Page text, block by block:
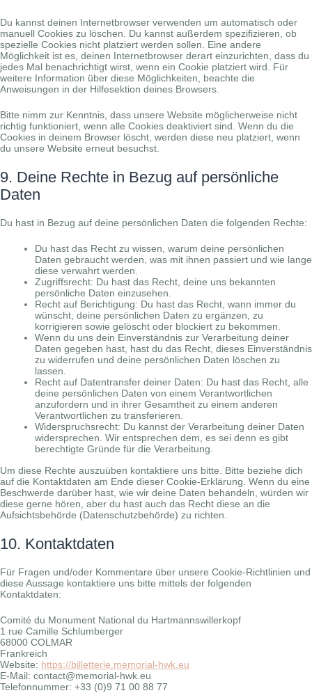
Du kannst deinen Internetbrowser verwenden um automatisch oder
manuell Cookies zu löschen. Du kannst außerdem spezifizieren, ob
spezielle Cookies nicht platziert werden sollen. Eine andere
Möglichkeit ist es, deinen Internetbrowser derart einzurichten, dass du
jedes Mal benachrichtigt wirst, wenn ein Cookie platziert wird. Für
weitere Information über diese Möglichkeiten, beachte die
Anweisungen in der Hilfesektion deines Browsers.
Bitte nimm zur Kenntnis, dass unsere Website möglicherweise nicht
richtig funktioniert, wenn alle Cookies deaktiviert sind. Wenn du die
Cookies in deinem Browser löscht, werden diese neu platziert, wenn
du unsere Website erneut besuchst.
9. Deine Rechte in Bezug auf persönliche
Daten
Du hast in Bezug auf deine persönlichen Daten die folgenden Rechte:
Du hast das Recht zu wissen, warum deine persönlichen
Daten gebraucht werden, was mit ihnen passiert und wie lange
diese verwahrt werden.
Zugriffsrecht: Du hast das Recht, deine uns bekannten
persönliche Daten einzusehen.
Recht auf Berichtigung: Du hast das Recht, wann immer du
wünscht, deine persönlichen Daten zu ergänzen, zu
korrigieren sowie gelöscht oder blockiert zu bekommen.
Wenn du uns dein Einverständnis zur Verarbeitung deiner
Daten gegeben hast, hast du das Recht, dieses Einverständnis
zu widerrufen und deine persönlichen Daten löschen zu
lassen.
Recht auf Datentransfer deiner Daten: Du hast das Recht, alle
deine persönlichen Daten von einem Verantwortlichen
anzufordern und in ihrer Gesamtheit zu einem anderen
Verantwortlichen zu transferieren.
Widerspruchsrecht: Du kannst der Verarbeitung deiner Daten
widersprechen. Wir entsprechen dem, es sei denn es gibt
berechtigte Gründe für die Verarbeitung.
Um diese Rechte auszuüben kontaktiere uns bitte. Bitte beziehe dich
auf die Kontaktdaten am Ende dieser Cookie-Erklärung. Wenn du eine
Beschwerde darüber hast, wie wir deine Daten behandeln, würden wir
diese gerne hören, aber du hast auch das Recht diese an die
Aufsichtsbehörde (Datenschutzbehörde) zu richten.
10. Kontaktdaten
Für Fragen und/oder Kommentare über unsere Cookie-Richtlinien und
diese Aussage kontaktiere uns bitte mittels der folgenden
Kontaktdaten:
Comité du Monument National du Hartmannswillerkopf
1 rue Camille Schlumberger
68000 COLMAR
Frankreich
Website: https://billetterie.memorial-hwk.eu
E-Mail: contact@memorial-hwk.eu
Telefonnummer: +33 (0)9 71 00 88 77